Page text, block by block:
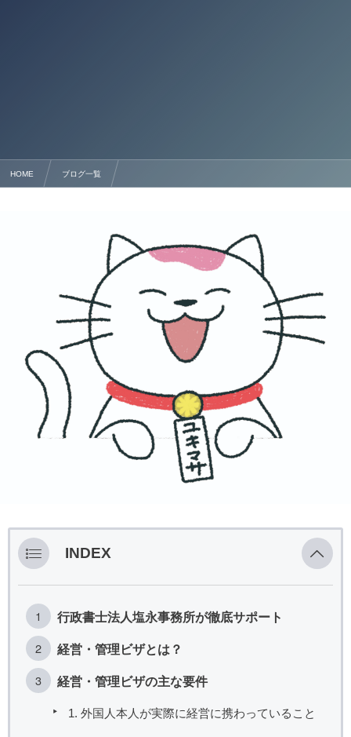
HOME ブログ一覧
INDEX
行政書士法人塩永事務所が徹底サポート
経営・管理ビザとは？
経営・管理ビザの主な要件
1. 外国人本人が実際に経営に携わっていること